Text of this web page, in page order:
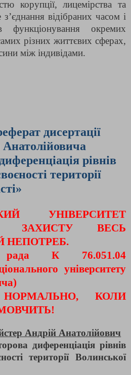
корупції, лицемірства та
відібраних часом і
функціонування окремих
різних життєвих сферах,
між індивідами.
дисертації
рівнів
території
УНІВЕРСИТЕТ
ЗАХИСТУ ВЕСЬ
НЕПОТРЕБ.
рада К 76.051.04
університету
КОЛИ
Андрій Анатолійович
диференціація рівнів
території Волинської